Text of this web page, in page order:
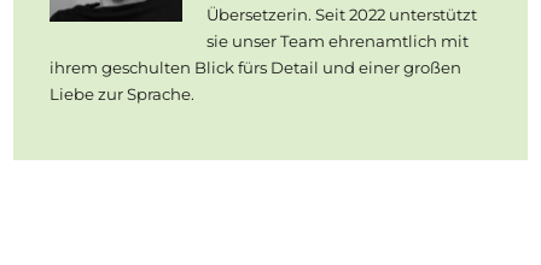
Übersetzerin. Seit 2022 unterstützt
sie unser Team ehrenamtlich mit
ihrem geschulten Blick fürs Detail und einer großen
Liebe zur Sprache.